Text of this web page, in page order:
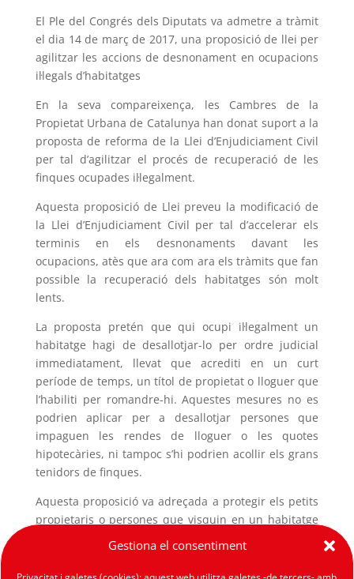
Gestiona el consentiment
El Ple del Congrés dels Diputats va admetre a tràmit
el dia 14 de març de 2017, una proposició de llei per
agilitzar les accions de desnonament en ocupacions
il·legals d’habitatges
En la seva compareixença, les Cambres de la
Propietat Urbana de Catalunya han donat suport a la
proposta de reforma de la Llei d’Enjudiciament Civil
per tal d’agilitzar el procés de recuperació de les
finques ocupades il·legalment.
Aquesta proposició de Llei preveu la modificació de
la Llei d’Enjudiciament Civil per tal d’accelerar els
terminis en els desnonaments davant les
ocupacions, atès que ara com ara els tràmits que fan
possible la recuperació dels habitatges són molt
lents.
La proposta pretén que qui ocupi il·legalment un
habitatge hagi de desallotjar-lo per ordre judicial
immediatament, llevat que acrediti en un curt
període de temps, un títol de propietat o lloguer que
l’habiliti per romandre-hi. Aquestes mesures no es
podrien aplicar per a desallotjar persones que
impaguen les rendes de lloguer o les quotes
hipotecàries, ni tampoc s’hi podrien acollir els grans
tenidors de finques.
Aquesta proposició va adreçada a protegir els petits
propietaris o persones que visquin en un habitatge
social adjudicat, i que han vist “okupada” casa seva